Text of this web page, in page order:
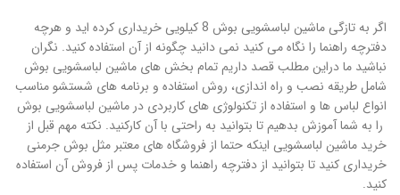
اگر به تازگی ماشین لباسشویی بوش 8 کیلویی خریداری کرده اید و هرچه
دفترچه راهنما را نگاه می کنید نمی دانید چگونه از آن استفاده کنید. نگران
نباشید ما دراین مطلب قصد داریم تمام بخش های ماشین لباسشویی بوش
شامل طریقه نصب و راه اندازی، روش استفاده و برنامه های شستشو مناسب
انواع لباس ها و استفاده از تکنولوژی های کاربردی در ماشین لباسشویی بوش
را به شما آموزش بدهیم تا بتوانید به راحتی با آن کارکنید. نکته مهم قبل از
خرید ماشین لباسشویی اینکه حتما از فروشگاه های معتبر مثل بوش جرمنی
خریداری کنید تا بتوانید از دفترچه راهنما و خدمات پس از فروش آن استفاده
کنید.